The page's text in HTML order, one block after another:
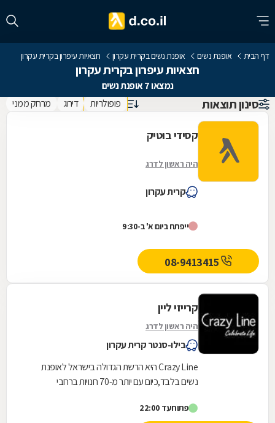
דף הבית אופנת נשים אופנת נשים בקרית עקרון חצאיות עיפרון בקרית עקרון
חצאיות עיפרון בקרית עקרון
נמצאו 7 אופנת נשים
סינון תוצאות פופולריות דירוג מרחק ממני
קסידי בוטיק
היה ראשון לדרג
קרית עקרון
ייפתח ביום א' ב-9:30
קרייזי ליין
היה ראשון לדרג
בילו-סנטר קרית עקרון
Crazy Line היא הרשת הגדולה בישראל לאופנת
נשים בלבד,כיום עם יותר מ-70 חנויות ברחבי
הנאמן שלה בגדים...
פתוחעד 22:00